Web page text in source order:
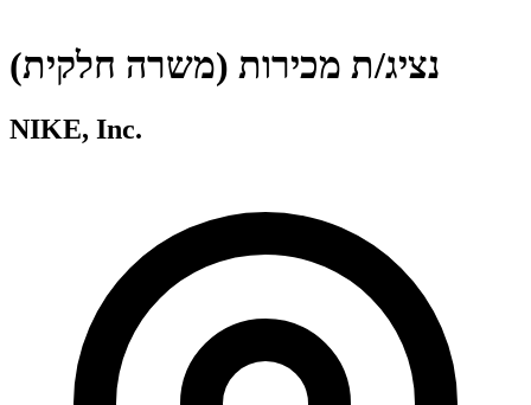
נציג/ת מכירות (משרה חלקית)
NIKE, Inc.